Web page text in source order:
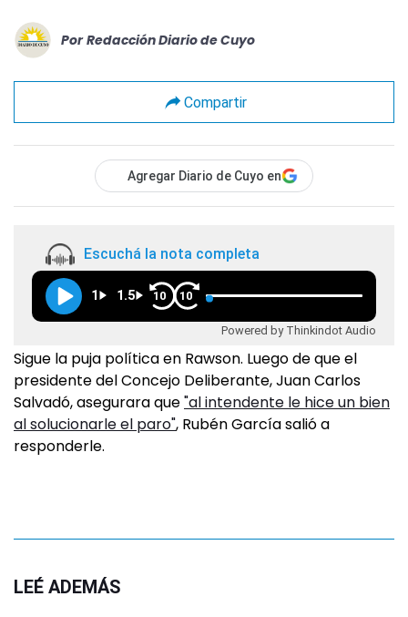
Por Redacción Diario de Cuyo
Compartir
Agregar Diario de Cuyo en
Escuchá la nota completa
1 1.5 10 10
Powered by Thinkindot Audio
Sigue la puja política en Rawson. Luego de que el
presidente del Concejo Deliberante, Juan Carlos
Salvadó, asegurara que"al intendente le hice un bien
al solucionarle el paro", Rubén García salió a
responderle.
LEÉ ADEMÁS